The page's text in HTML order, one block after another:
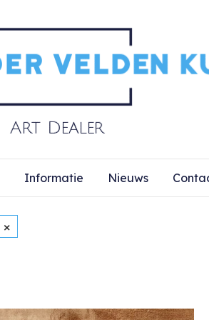
Informatie Nieuws
×